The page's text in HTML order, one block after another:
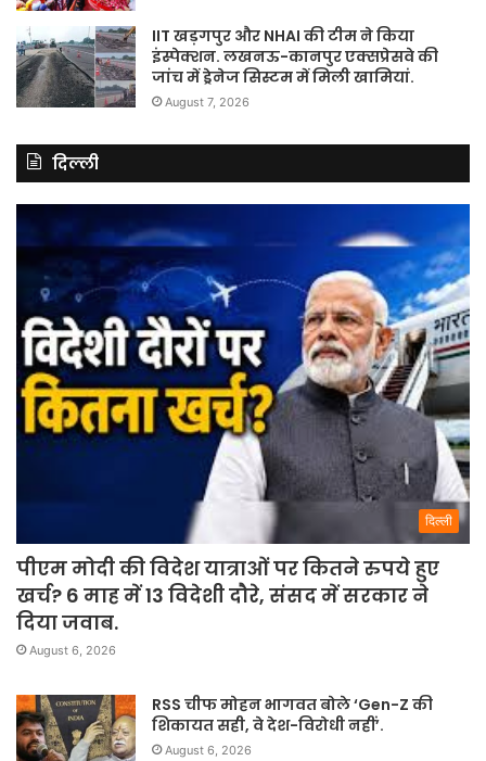
IIT खड़गपुर और NHAI की टीम ने किया
इंस्पेक्शन. लखनऊ-कानपुर एक्सप्रेसवे की
जांच में ड्रेनेज सिस्टम में मिली खामियां.
August 7, 2026
दिल्ली
दिल्ली
पीएम मोदी की विदेश यात्राओं पर कितने रुपये हुए
खर्च? 6 माह में 13 विदेशी दौरे, संसद में सरकार ने
दिया जवाब.
August 6, 2026
RSS चीफ मोहन भागवत बोले ‘Gen-Z की
शिकायत सही, वे देश-विरोधी नहीं’.
August 6, 2026